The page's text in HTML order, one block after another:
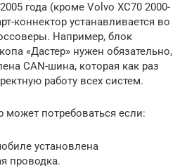
года (кроме Volvo XC70 2000-
коннектор устанавливается во
Например, блок
«Дастер» нужен обязательно,
CAN-шина, которая как раз
работу всех систем.
может потребоваться если:
установлена
проводка.